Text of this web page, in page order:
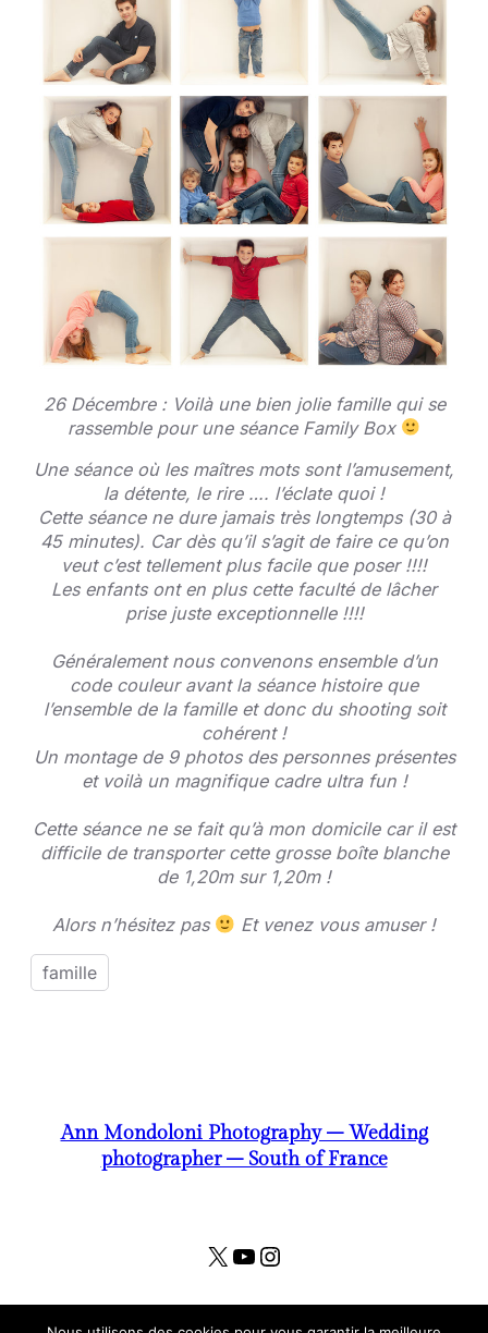
26 Décembre : Voilà une bien jolie famille qui se
rassemble pour une séance Family Box
Une séance où les maîtres mots sont l’amusement,
la détente, le rire …. l’éclate quoi !
Cette séance ne dure jamais très longtemps (30 à
45 minutes). Car dès qu’il s’agit de faire ce qu’on
veut c’est tellement plus facile que poser !!!!
Les enfants ont en plus cette faculté de lâcher
prise juste exceptionnelle !!!!
Généralement nous convenons ensemble d’un
code couleur avant la séance histoire que
l’ensemble de la famille et donc du shooting soit
cohérent !
Un montage de 9 photos des personnes présentes
et voilà un magnifique cadre ultra fun !
Cette séance ne se fait qu’à mon domicile car il est
difficile de transporter cette grosse boîte blanche
de 1,20m sur 1,20m !
Alors n’hésitez pas Et venez vous amuser !
famille
Ann Mondoloni Photography – Wedding
photographer – South of France
X YouTube Instagram